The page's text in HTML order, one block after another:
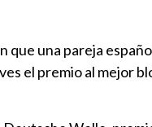
que una pareja
el premio al mejor